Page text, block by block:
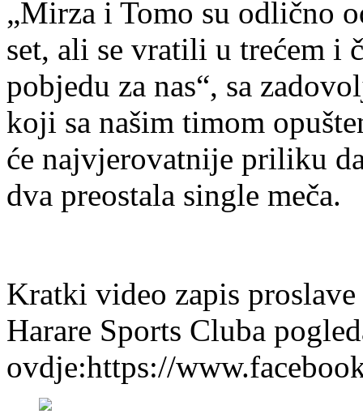
„Mirza i Tomo su odlično
set, ali se vratili u trećem i
pobjedu za nas“, sa
koji sa našim timom
će najvjerovatnije priliku
dva preostala single meča.
Kratki video zapis proslave
Harare Sports Cluba
ovdje:https://